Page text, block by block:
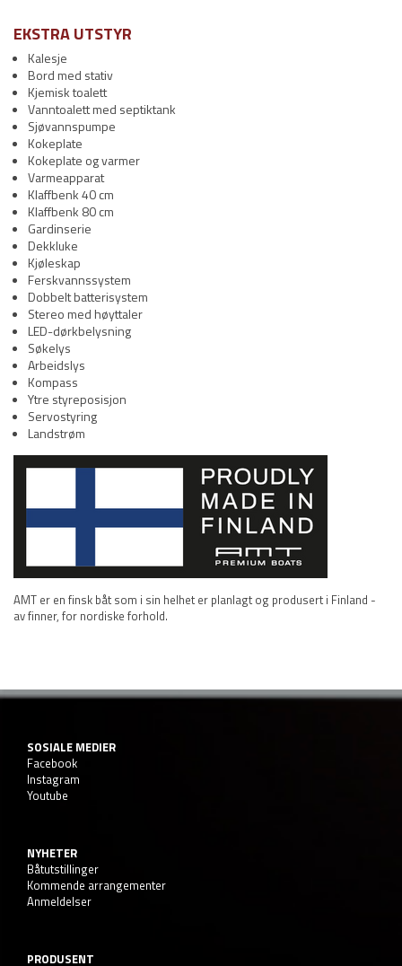
EKSTRA UTSTYR
Kalesje
Bord med stativ
Kjemisk toalett
Vanntoalett med septiktank
Sjøvannspumpe
Kokeplate
Kokeplate og varmer
Varmeapparat
Klaffbenk 40 cm
Klaffbenk 80 cm
Gardinserie
Dekkluke
Kjøleskap
Ferskvannssystem
Dobbelt batterisystem
Stereo med høyttaler
LED-dørkbelysning
Søkelys
Arbeidslys
Kompass
Ytre styreposisjon
Servostyring
Landstrøm
AMT er en finsk båt som i sin helhet er planlagt og produsert i Finland -
av finner, for nordiske forhold.
SOSIALE MEDIER
Facebook
Instagram
Youtube
NYHETER
Båtutstillinger
Kommende arrangementer
Anmeldelser
PRODUSENT